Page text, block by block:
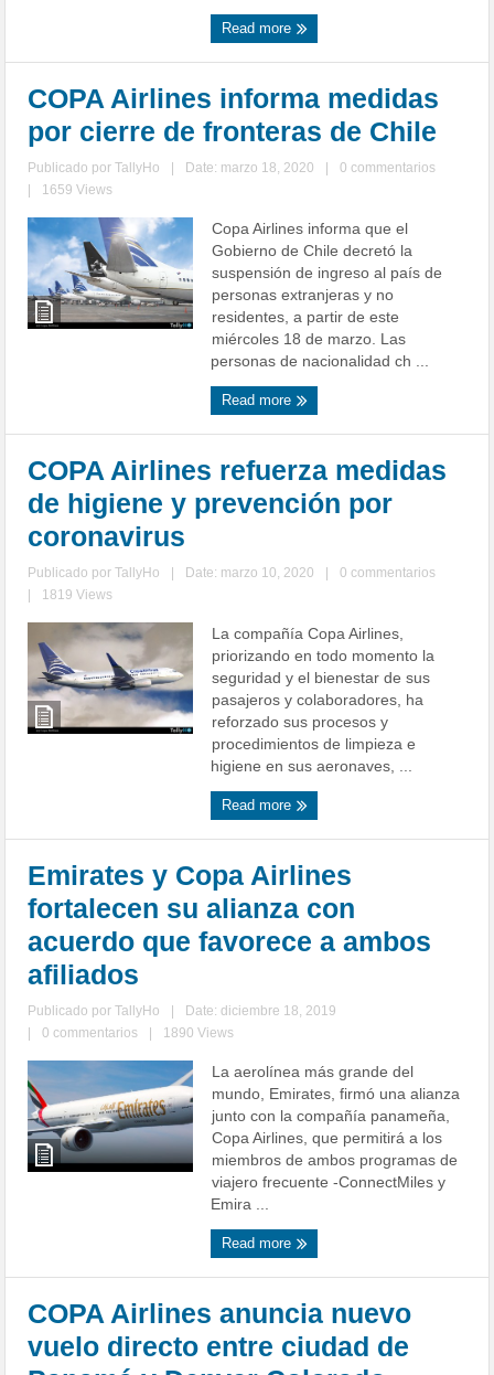
Read more
COPA Airlines informa medidas
por cierre de fronteras de Chile
Publicado porTallyHo Date: marzo 18, 2020
0 commentarios
1659 Views
Copa Airlines informa que el
Gobierno de Chile decretó la
suspensión de ingreso al país de
personas extranjeras y no
residentes, a partir de este
miércoles 18 de marzo. Las
personas de nacionalidad ch ...
Read more
COPA Airlines refuerza medidas
de higiene y prevención por
coronavirus
Publicado porTallyHo Date: marzo 10, 2020
0 commentarios
1819 Views
La compañía Copa Airlines,
priorizando en todo momento la
seguridad y el bienestar de sus
pasajeros y colaboradores, ha
reforzado sus procesos y
procedimientos de limpieza e
higiene en sus aeronaves, ...
Read more
Emirates y Copa Airlines
fortalecen su alianza con
acuerdo que favorece a ambos
afiliados
Publicado porTallyHo
Date: diciembre 18, 2019
0 commentarios 1890 Views
La aerolínea más grande del
mundo, Emirates, firmó una alianza
junto con la compañía panameña,
Copa Airlines, que permitirá a los
miembros de ambos programas de
viajero frecuente -ConnectMiles y
Emira ...
Read more
COPA Airlines anuncia nuevo
vuelo directo entre ciudad de